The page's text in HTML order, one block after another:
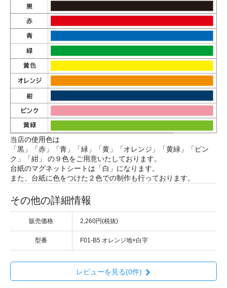
当店の使用色は
「黒」「赤」「青」「緑」「黄」「オレンジ」「黄緑」「ピン
ク」「紺」 の９色をご用意いたしております。
台紙のマグネットシートは「白」になります。
また、台紙に色をつけた２色での制作も行っております。
その他の詳細情報
販売価格 2,260円(税抜)
型番 F01-B5 オレンジ地×白字
レビューを見る(0件)